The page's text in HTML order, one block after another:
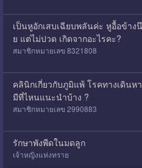
เป็นหูอักเสบเฉียบพลันค่ะ หูอื้อข้า
ย แต่ไม่ปวด เกิดจากอะไรคะ?
สมาชิกหมายเลข 8321808
คลินิกเกี่ยวกับภูมิแพ้ โรคทางเดิน
มีที่ไหนแนะนำบ้าง ?
สมาชิกหมายเลข 2990883
รักษาพังพืดในมดลูก
เจ้าหญิงแห่งทราย